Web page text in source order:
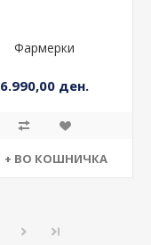
Фармерки
6.990,00 ден.
+ ВО КОШНИЧКА